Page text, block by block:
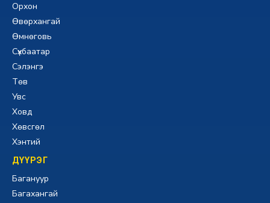
Орхон
Өвөрхангай
Өмнөговь
Сүхбаатар
Сэлэнгэ
Төв
Увс
Ховд
Хөвсгөл
Хэнтий
ДҮҮРЭГ
Багануур
Багахангай